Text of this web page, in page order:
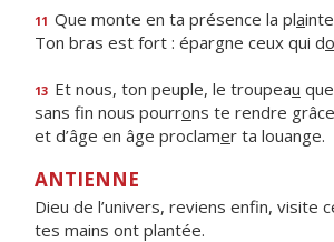
11 Que monte en ta présence la pla
Ton bras est fort : épargne ceux qui do
13 Et nous, ton peuple, le troupeau
sans fin nous pourrons te rendre grâce
et d’âge en âge proclamer ta louange.
ANTIENNE
Dieu de l’univers, reviens enfin, visite
tes mains ont plantée.